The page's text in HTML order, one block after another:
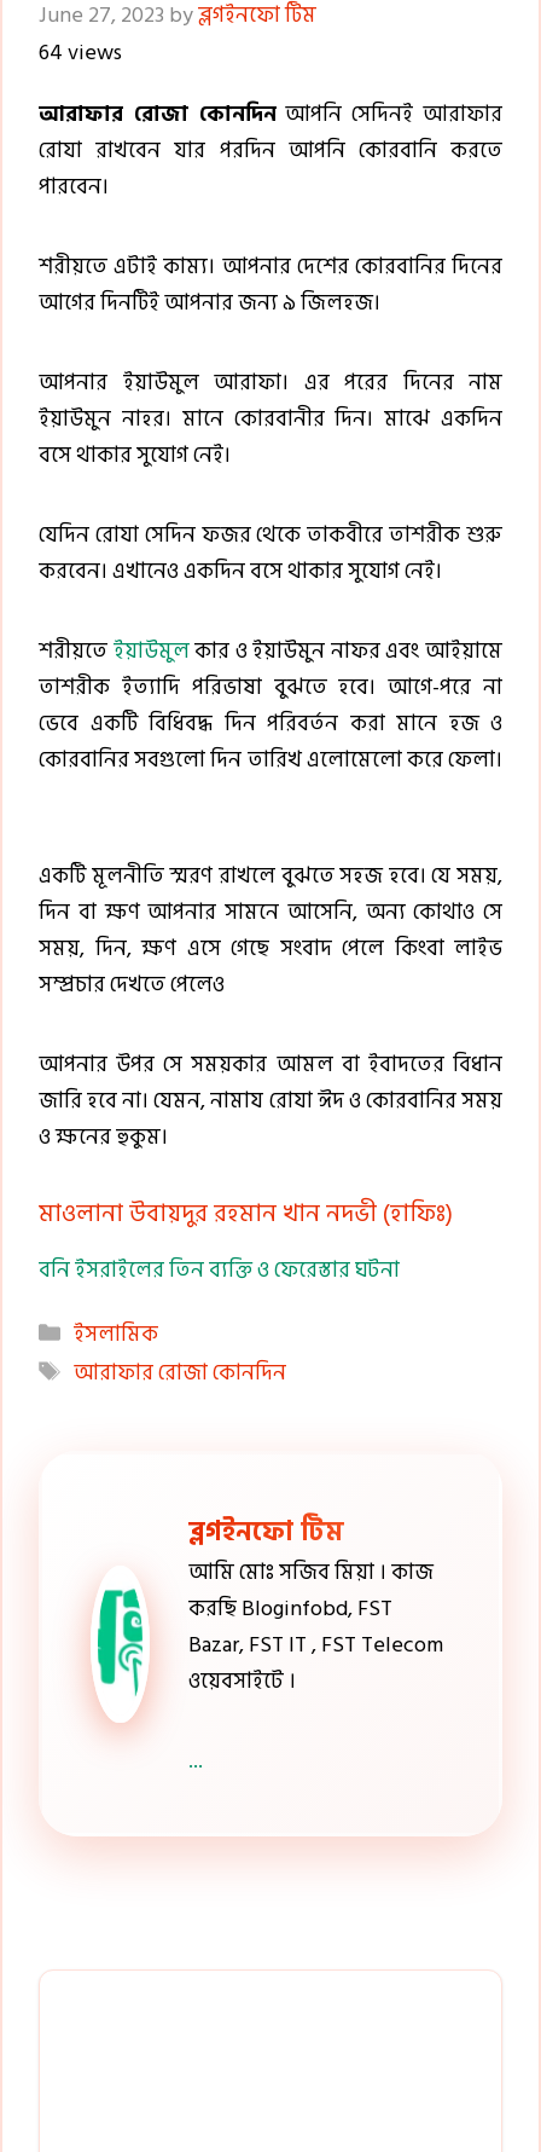
June 27, 2023 byব্লগইনফো টিম
64 views
আরাফার রোজা কোনদিনআপনি সেদিনই আরাফার
রোযা রাখবেন যার পরদিন আপনি কোরবানি করতে
পারবেন।
শরীয়তে এটাই কাম্য। আপনার দেশের কোরবানির দিনের
আগের দিনটিই আপনার জন্য ৯ জিলহজ।
আপনার ইয়াউমুল আরাফা। এর পরের দিনের নাম
ইয়াউমুন নাহর। মানে কোরবানীর দিন। মাঝে একদিন
বসে থাকার সুযোগ নেই।
যেদিন রোযা সেদিন ফজর থেকে তাকবীরে তাশরীক শুরু
করবেন। এখানেও একদিন বসে থাকার সুযোগ নেই।
শরীয়তেইয়াউমুলকার ও ইয়াউমুন নাফর এবং আইয়ামে
তাশরীক ইত্যাদি পরিভাষা বুঝতে হবে। আগে-পরে না
ভেবে একটি বিধিবদ্ধ দিন পরিবর্তন করা মানে হজ ও
কোরবানির সবগুলো দিন তারিখ এলোমেলো করে ফেলা।
একটি মূলনীতি স্মরণ রাখলে বুঝতে সহজ হবে। যে সময়,
দিন বা ক্ষণ আপনার সামনে আসেনি, অন্য কোথাও সে
সময়, দিন, ক্ষণ এসে গেছে সংবাদ পেলে কিংবা লাইভ
সম্প্রচার দেখতে পেলেও
আপনার উপর সে সময়কার আমল বা ইবাদতের বিধান
জারি হবে না। যেমন, নামায রোযা ঈদ ও কোরবানির সময়
ও ক্ষনের হুকুম।
মাওলানা উবায়দুর রহমান খান নদভী (হাফিঃ)
বনি ইসরাইলের তিন ব্যক্তি ও ফেরেস্তার ঘটনা
Categories
ইসলামিক
Tags
আরাফার রোজা কোনদিন
ব্লগইনফো টিম
আমি মোঃ সজিব মিয়া । কাজ
করছি Bloginfobd, FST
Bazar, FST IT , FST Telecom
ওয়েবসাইটে ।
...